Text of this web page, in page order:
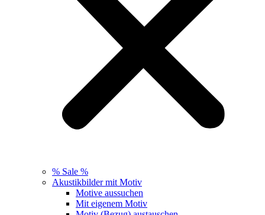
% Sale %
Akustikbilder mit Motiv
Motive aussuchen
Mit eigenem Motiv